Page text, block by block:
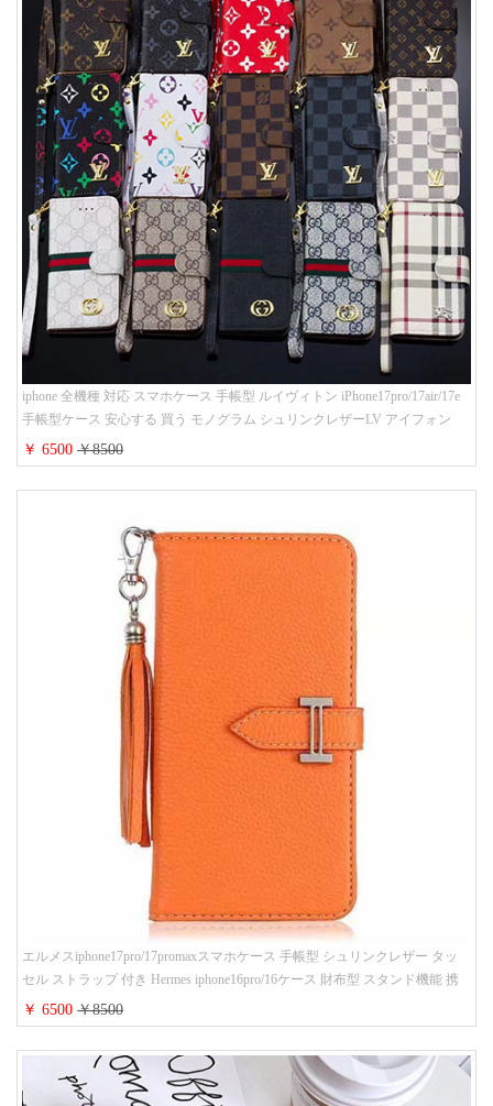
iphone 全機種 対応 スマホケース 手帳型 ルイヴィトン iPhone17pro/17air/17e
手帳型ケース 安心する 買う モノグラム シュリンクレザーLV アイフォン
16/16promaxスマホケース 手帳 多機能 グッチiphone15pro/14/13携帯ケース 大
人 レディース メンズ ストラップ付き
￥ 6500￥8500
エルメスiphone17pro/17promaxスマホケース 手帳型 シュリンクレザー タッ
セル ストラップ 付き Hermes iphone16pro/16ケース 財布型 スタンド機能 携
帯カバー ハイ ブランド アイフォーン15/14/13ケース 手帳 レディース 人気
￥ 6500￥8500